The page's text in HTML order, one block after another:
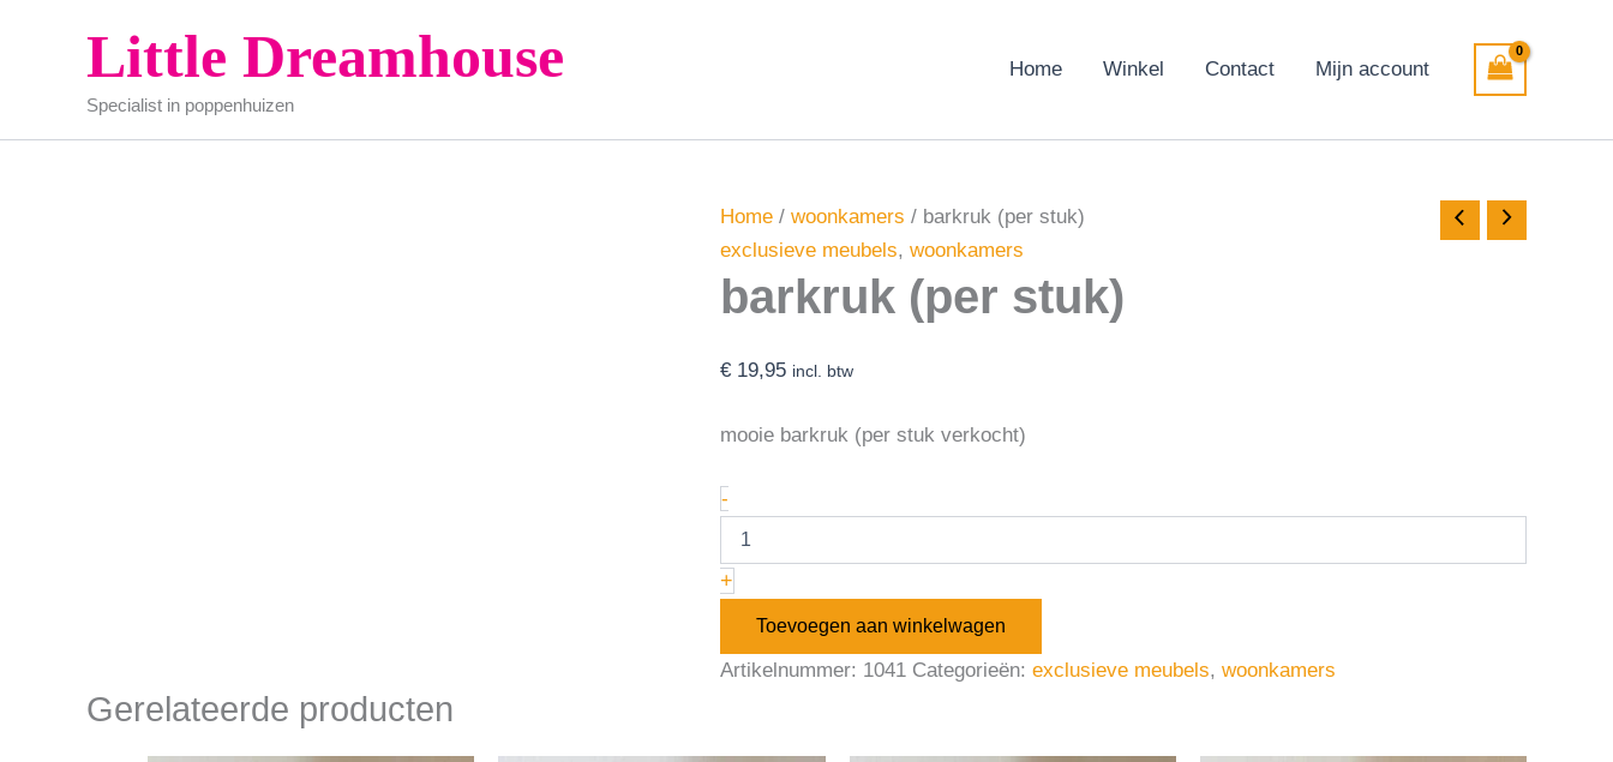
Little Dreamhouse
Specialist in poppenhuizen
Home Winkel Contact Mijn account
Home / woonkamers / barkruk (per stuk)
exclusieve meubels, woonkamers
barkruk (per stuk)
€ 19,95 incl. btw
mooie barkruk (per stuk verkocht)
-
+
Toevoegen aan winkelwagen
Artikelnummer: 1041 Categorieën: exclusieve meubels, woonkamers
Gerelateerde producten